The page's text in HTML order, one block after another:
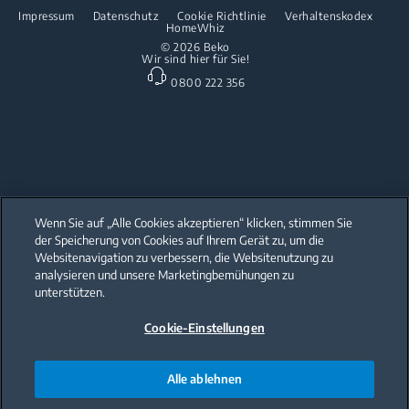
Freistehende Geschirrspüler
Einbau-Geschirrspüler
Partnerschaften
Beko Professional
Reparaturinformationen & Ersatzteile
Garantie
© 2026 Beko
Impressum Datenschutz Cookie Richtlinie
Verhaltenskodex
HomeWhiz
Wir sind hier für Sie!
0800 222 356
Our parent company, Beko has 55,000 employees throughout the world
with its global operations through its subsidiaries in 57 countries and 45
production facilities in 13 countries
(i.e. Türkiye, UK, Italy, Romania, Slovakia, Poland, South Africa, Russia,
Pakistan, India, Bangladesh, Thailand and China).
Beko became the largest white goods company in Europe with its
are home to over 2,300 researchers and hold more than 3,500
international registered patent applications to date.
Wenn Sie auf „Alle Cookies akzeptieren“ klicken, stimmen Sie
der Speicherung von Cookies auf Ihrem Gerät zu, um die
Websitenavigation zu verbessern, die Websitenutzung zu
analysieren und unsere Marketingbemühungen zu
unterstützen.
Cookie-Einstellungen
Alle ablehnen